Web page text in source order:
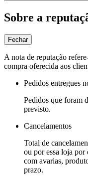
Sobre a
Fechar
A nota de reputação
compra oferecida aos
Pedidos entregues
Pedidos que foram
previsto.
Cancelamentos
Total de
ou por essa loja por
com avarias,
prazo.